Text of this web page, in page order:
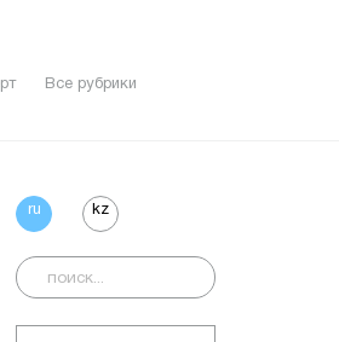
Все рубрики
ru kz